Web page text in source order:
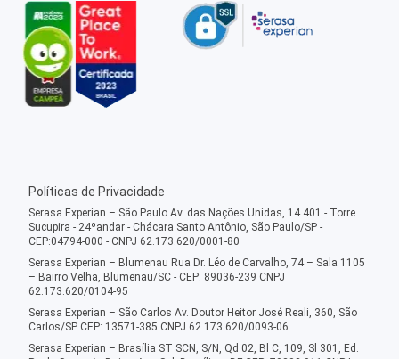
Políticas de Privacidade
Serasa Experian – São Paulo Av. das Nações Unidas, 14.401 - Torre
Sucupira - 24ºandar - Chácara Santo Antônio, São Paulo/SP -
CEP:04794-000 - CNPJ 62.173.620/0001-80
Serasa Experian – Blumenau Rua Dr. Léo de Carvalho, 74 – Sala 1105
– Bairro Velha, Blumenau/SC - CEP: 89036-239 CNPJ
62.173.620/0104-95
Serasa Experian – São Carlos Av. Doutor Heitor José Reali, 360, São
Carlos/SP CEP: 13571-385 CNPJ 62.173.620/0093-06
Serasa Experian – Brasília ST SCN, S/N, Qd 02, Bl C, 109, Sl 301, Ed.